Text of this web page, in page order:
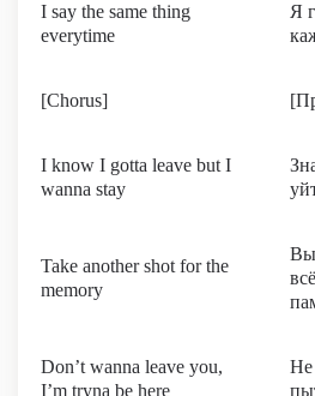
I say the same thing
everytime
Я
[Chorus]
I know I gotta leave but I
wanna stay
Take another shot for the
memory
Don’t wanna leave you,
I’m tryna be here
Не